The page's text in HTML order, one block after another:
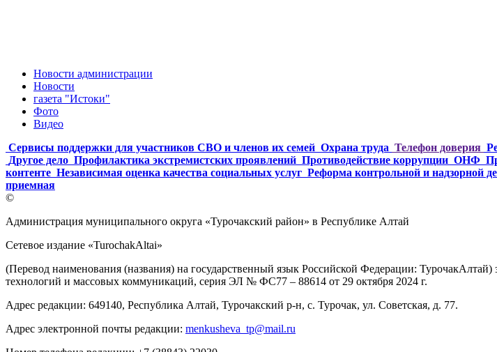
Новости администрации
Новости
газета "Истоки"
Фото
Видео
Сервисы поддержки для участников СВО и членов их семей Охрана труда Телефон доверия
Другое дело Профилактика экстремистских проявлений Противодействие коррупции ОНФ
контенте Независимая оценка качества социальных услуг Реформа контрольной и надзорной
приемная
©
Администрация муниципального округа «Турочакский район» в Республике Алтай
Сетевое издание «TurochakAltai»
(Перевод наименования (названия) на государственный язык Российской Федерации:
технологий и массовых коммуникаций, серия ЭЛ № ФС77 – 88614 от 29 октября 2024 г.
Адрес редакции: 649140, Республика Алтай, Турочакский р-н, с. Турочак, ул. Советская, д. 77.
Адрес электронной почты редакции: menkusheva_tp@mail.ru